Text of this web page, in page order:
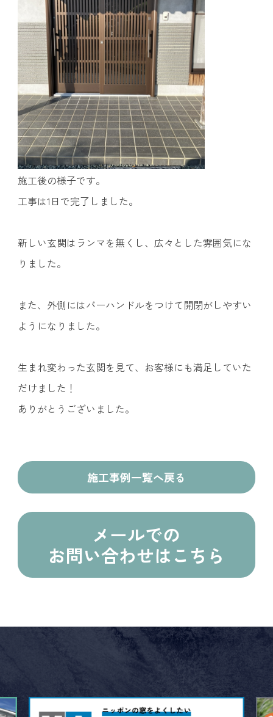
施工後の様子です。
工事は1日で完了しました。
新しい玄関はランマを無くし、広々とした雰囲気にな
りました。
また、外側にはバーハンドルをつけて開閉がしやすい
ようになりました。
生まれ変わった玄関を見て、お客様にも満足していた
だけました！
ありがとうございました。
施工事例一覧へ戻る
メールでの
お問い合わせはこちら